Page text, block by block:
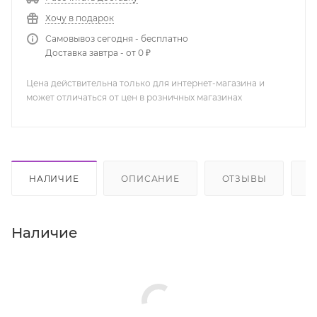
Хочу в подарок
Самовывоз сегодня - бесплатно
Доставка завтра - от 0 ₽
Цена действительна только для интернет-магазина и
может отличаться от цен в розничных магазинах
НАЛИЧИЕ ОПИСАНИЕ ОТЗЫВЫ
Наличие